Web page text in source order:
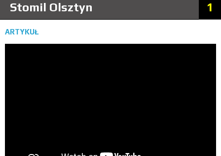
Stomil Olsztyn
1
ARTYKUŁ